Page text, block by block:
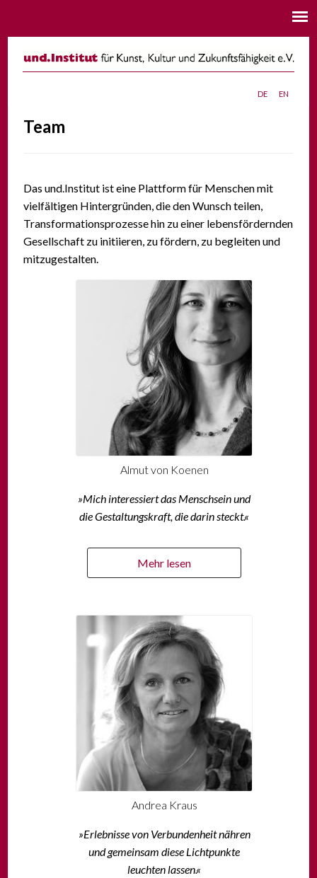
de en
Team
Das und.Institut ist eine Plattform für Menschen mit
vielfältigen Hintergründen, die den Wunsch teilen,
Transformationsprozesse hin zu einer lebensfördernden
Gesellschaft zu initiieren, zu fördern, zu begleiten und
mitzugestalten.
Almut von Koenen
»Mich interessiert das Menschsein und
die Gestaltungskraft, die darin steckt.«
Mehr lesen
Andrea Kraus
»Erlebnisse von Verbundenheit nähren
und gemeinsam diese Lichtpunkte
leuchten lassen.«